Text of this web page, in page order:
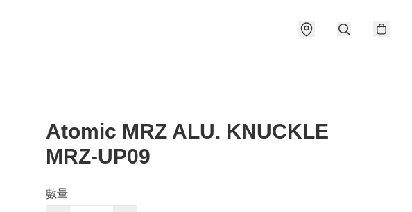
Atomic MRZ ALU. KNUCKLE
MRZ-UP09
數量